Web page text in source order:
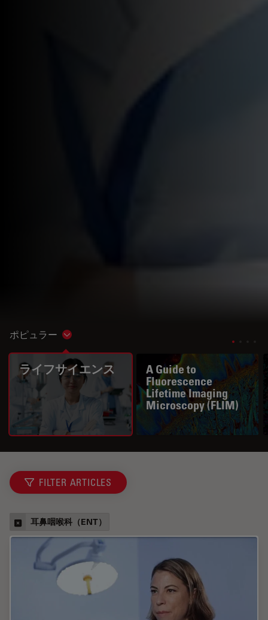
ポピュラー Show subnavigation
ライフサイエンス
A Guide to
Fluorescence
Lifetime Imaging
Microscopy (FLIM)
FILTER ARTICLES
耳鼻咽喉科（ENT）